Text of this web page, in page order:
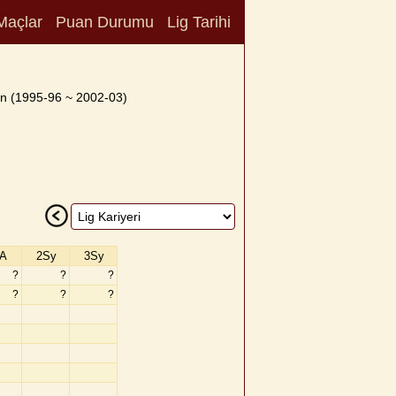
Puan Durumu Lig Tarihi
(1995-96 ~ 2002-03)
2Sy 3Sy
? ?
?
? ?
?